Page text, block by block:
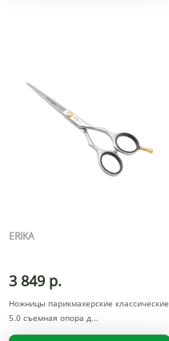
ERIKA
3 849 р.
Ножницы парикмахерские классические
5.0 съемная опора д